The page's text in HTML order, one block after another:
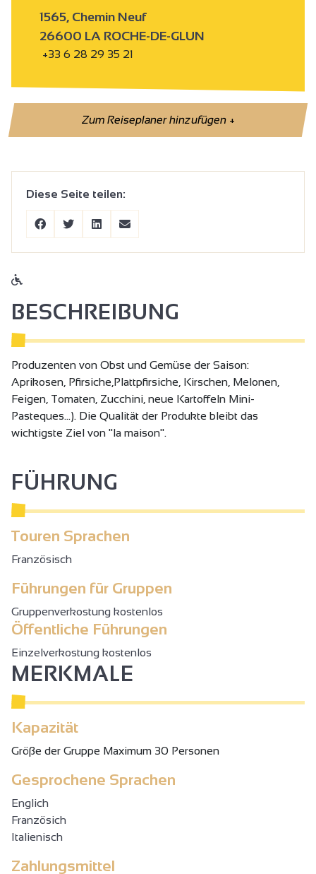
1565, Chemin Neuf
26600 LA ROCHE-DE-GLUN
+33 6 28 29 35 21
Zum Reiseplaner hinzufügen+
Diese Seite teilen:
BESCHREIBUNG
Produzenten von Obst und Gemüse der Saison:
Aprikosen, Pfirsiche,Plattpfirsiche, Kirschen, Melonen,
Feigen, Tomaten, Zucchini, neue Kartoffeln Mini-
Pasteques...). Die Qualität der Produkte bleibt das
wichtigste Ziel von "la maison".
FÜHRUNG
Touren Sprachen
Französisch
Führungen für Gruppen
Gruppenverkostung kostenlos
Öffentliche Führungen
Einzelverkostung kostenlos
MERKMALE
Kapazität
Gröβe der Gruppe Maximum 30 Personen
Gesprochene Sprachen
Englich
Französich
Italienisch
Zahlungsmittel